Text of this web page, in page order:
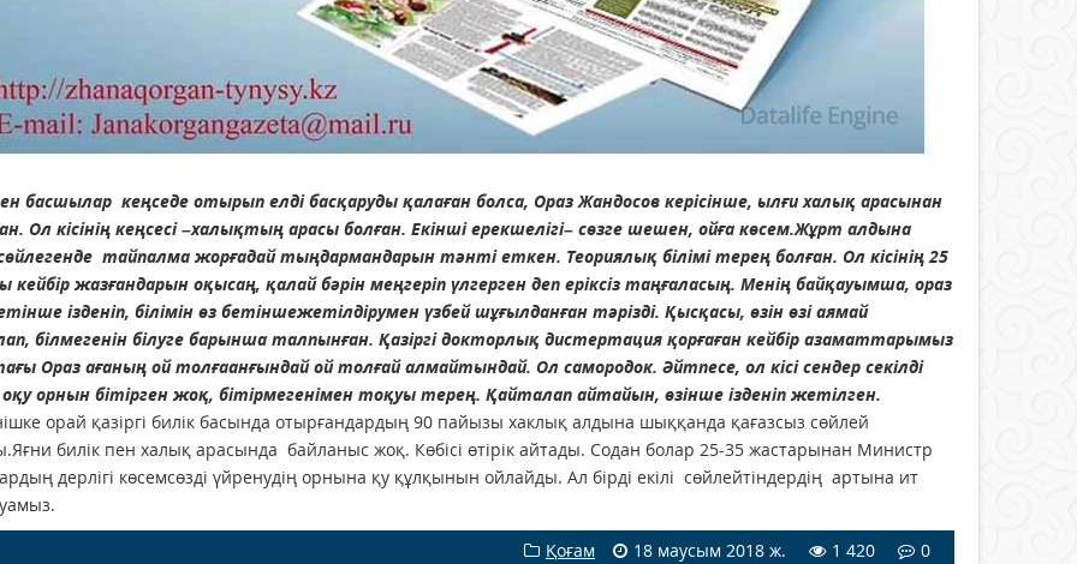
басшылар кеңседе отырып елді басқаруды қалаған болса, Ораз Жандосов керісінше, ылғи халық арасынан
Ол кісінің кеңсесі –халықтың арасы болған. Екінші ерекшелігі– сөзге шешен, ойға көсем.Жұрт алдына
тайпалма жорғадай тыңдармандарын тәнті еткен. Теориялық білімі терең болған. Ол кісінің 25
кейбір жазғандарын оқысаң, қалай бәрін меңгеріп үлгерген деп еріксіз таңғаласың. Менің байқауымша, ораз
ізденіп, білімін өз бетіншежетілдірумен үзбей шұғылданған тәрізді. Қысқасы, өзін өзі аямай
білмегенін білуге барынша талпынған. Қазіргі докторлық дистертация қорғаған кейбір азаматтарымыз
Ораз ағаның ой толғаанғындай ой толғай алмайтындай. Ол самородок. Әйтпесе, ол кісі сендер секілді
орнын бітірген жоқ, бітірмегенімен тоқуы терең. Қайталап айтайын, өзінше ізденіп жетілген.
орай қазіргі билік басында отырғандардың 90 пайызы хаклық алдына шыққанда қағазсыз сөйлей
билік пен халық арасында байланыс жоқ. Көбісі өтірік айтады. Содан болар 25-35 жастарынан Министр
дерлігі көсемсөзді үйренудің орнына қу құлқынын ойлайды. Ал бірді екілі сөйлейтіндердің артына ит
Қоғам
18 маусым 2018 ж. 1 420 0